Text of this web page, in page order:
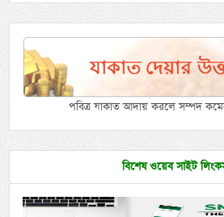
পবিত্র যাকাত আদায় করলে সম্পদ
বিশেষ ওয়েব সাইট